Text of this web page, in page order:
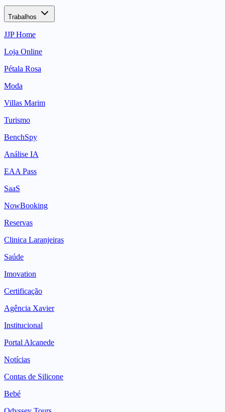
Trabalhos
JJP Home
Loja Online
Pétala Rosa
Moda
Villas Marim
Turismo
BenchSpy
Análise IA
EAA Pass
SaaS
NowBooking
Reservas
Clinica Laranjeiras
Saúde
Imovation
Certificação
Agência Xavier
Institucional
Portal Alcanede
Notícias
Contas de Silicone
Bebé